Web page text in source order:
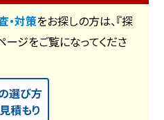
・対策をお探しの方は、『探
ージをご覧になってくださ
選び方
積もり